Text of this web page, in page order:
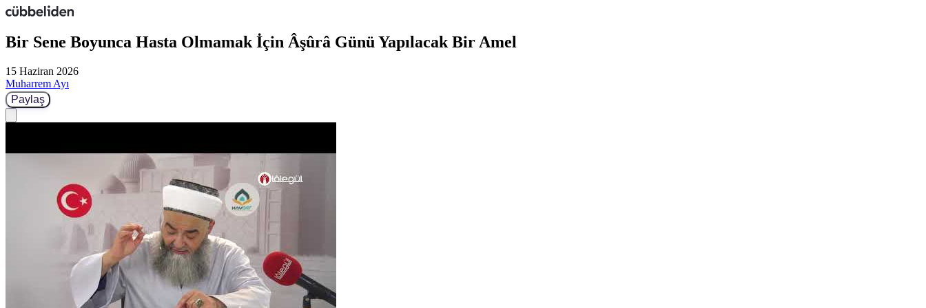
Bir Sene Boyunca Hasta Olmamak İçin Âşûrâ Günü Yapılacak Bir Amel
15 Haziran 2026
Muharrem Ayı
Paylaş